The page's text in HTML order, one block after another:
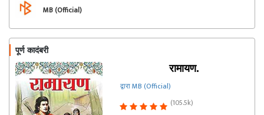
MB (Official)
पूर्ण कादंबरी
रामायण.
द्वारा MB (Official)
(105.5k)